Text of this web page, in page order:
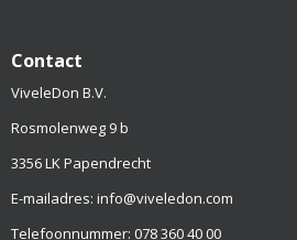
Contact
ViveleDon B.V.
Rosmolenweg 9 b
3356 LK Papendrecht
E-mailadres: info@viveledon.com
Telefoonnummer: 078 360 40 00